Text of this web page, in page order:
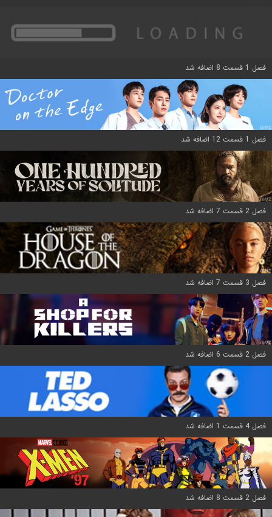
فصل 1 قسمت 8 اضافه شد
فصل 1 قسمت 12 اضافه شد
فصل 2 قسمت 7 اضافه شد
فصل 3 قسمت 7 اضافه شد
فصل 2 قسمت 6 اضافه شد
فصل 4 قسمت 1 اضافه شد
فصل 2 قسمت 8 اضافه شد